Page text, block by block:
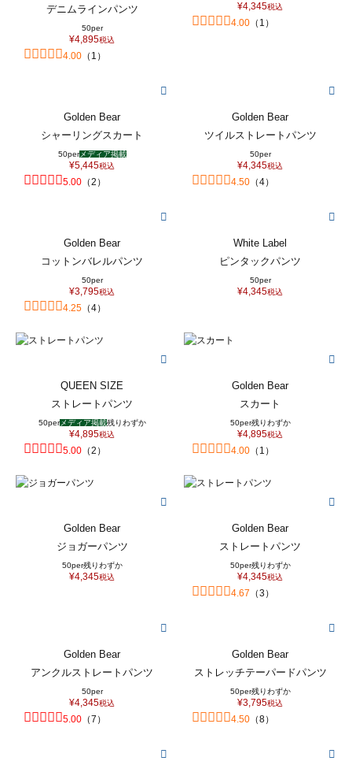
デニムラインパンツ
50per
¥4,895税込
4.00 （ 1 ）
¥4,345税込
4.00 （ 1 ）
Golden Bear
シャーリングスカート
50perメディア掲載
¥5,445税込
5.00 （2 ）
Golden Bear
ツイルストレートパンツ
50per
¥4,345税込
4.50 （4）
Golden Bear
コットンバレルパンツ
50per
¥3,795税込
4.25 （4）
White Label
ピンタックパンツ
50per
¥4,345税込
QUEEN SIZE
ストレートパンツ
50perメディア掲載残りわずか
¥4,895税込
5.00 （2 ）
Golden Bear
スカート
50per残りわずか
¥4,895税込
4.00 （ 1 ）
Golden Bear
ジョガーパンツ
50per残りわずか
¥4,345税込
Golden Bear
ストレートパンツ
50per残りわずか
¥4,345税込
4.67 （3 ）
Golden Bear
アンクルストレートパンツ
50per
¥4,345税込
5.00 （7 ）
Golden Bear
ストレッチテーパードパンツ
50per残りわずか
¥3,795税込
4.50 （8）